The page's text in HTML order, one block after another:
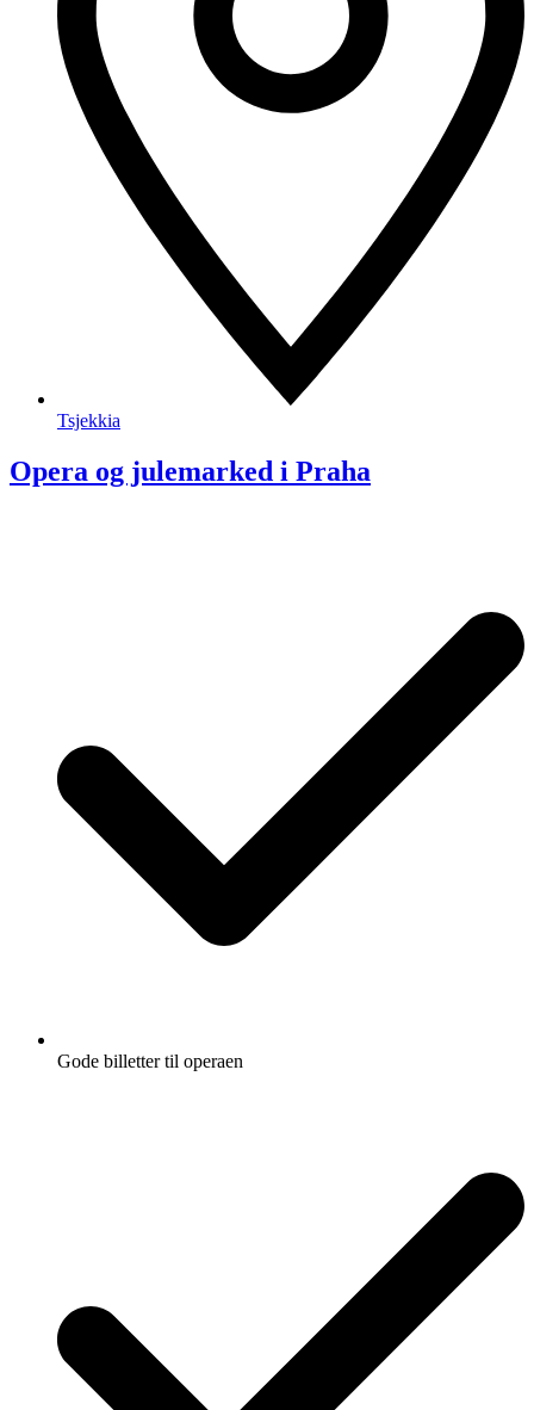
Tsjekkia
Opera og julemarked i Praha
Gode billetter til operaen